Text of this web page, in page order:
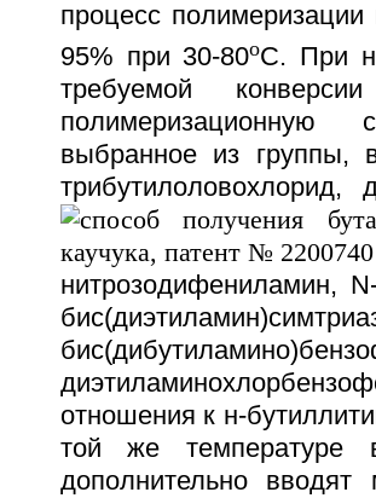
процесс
95% при 30-80oС. При
требуемой
полимеризационную
выбранное из группы,
трибутилоловохлорид,
нитрозодифениламин,
отношения к н-
той же температуре
дополнительно